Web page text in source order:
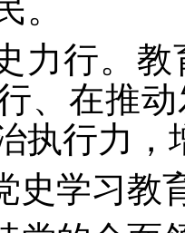
。
力行。
、在推
执行力，
学习教